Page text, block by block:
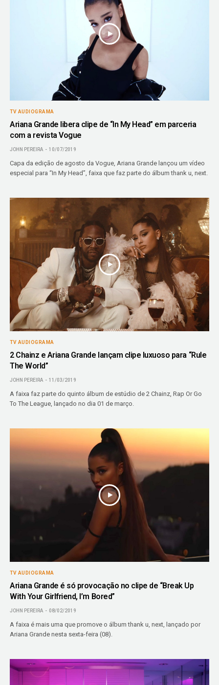
TV AUDIOGRAMA
Ariana Grande libera clipe de “In My Head” em parceria
com a revista Vogue
JOHN PEREIRA 10/07/2019
Capa da edição de agosto da Vogue, Ariana Grande lançou um vídeo
especial para “In My Head”, faixa que faz parte do álbum thank u, next.
TV AUDIOGRAMA
2 Chainz e Ariana Grande lançam clipe luxuoso para “Rule
The World”
JOHN PEREIRA 11/03/2019
A faixa faz parte do quinto álbum de estúdio de 2 Chainz, Rap Or Go
To The League, lançado no dia 01 de março.
TV AUDIOGRAMA
Ariana Grande é só provocação no clipe de “Break Up
With Your Girlfriend, I’m Bored”
JOHN PEREIRA 08/02/2019
A faixa é mais uma que promove o álbum thank u, next, lançado por
Ariana Grande nesta sexta-feira (08).